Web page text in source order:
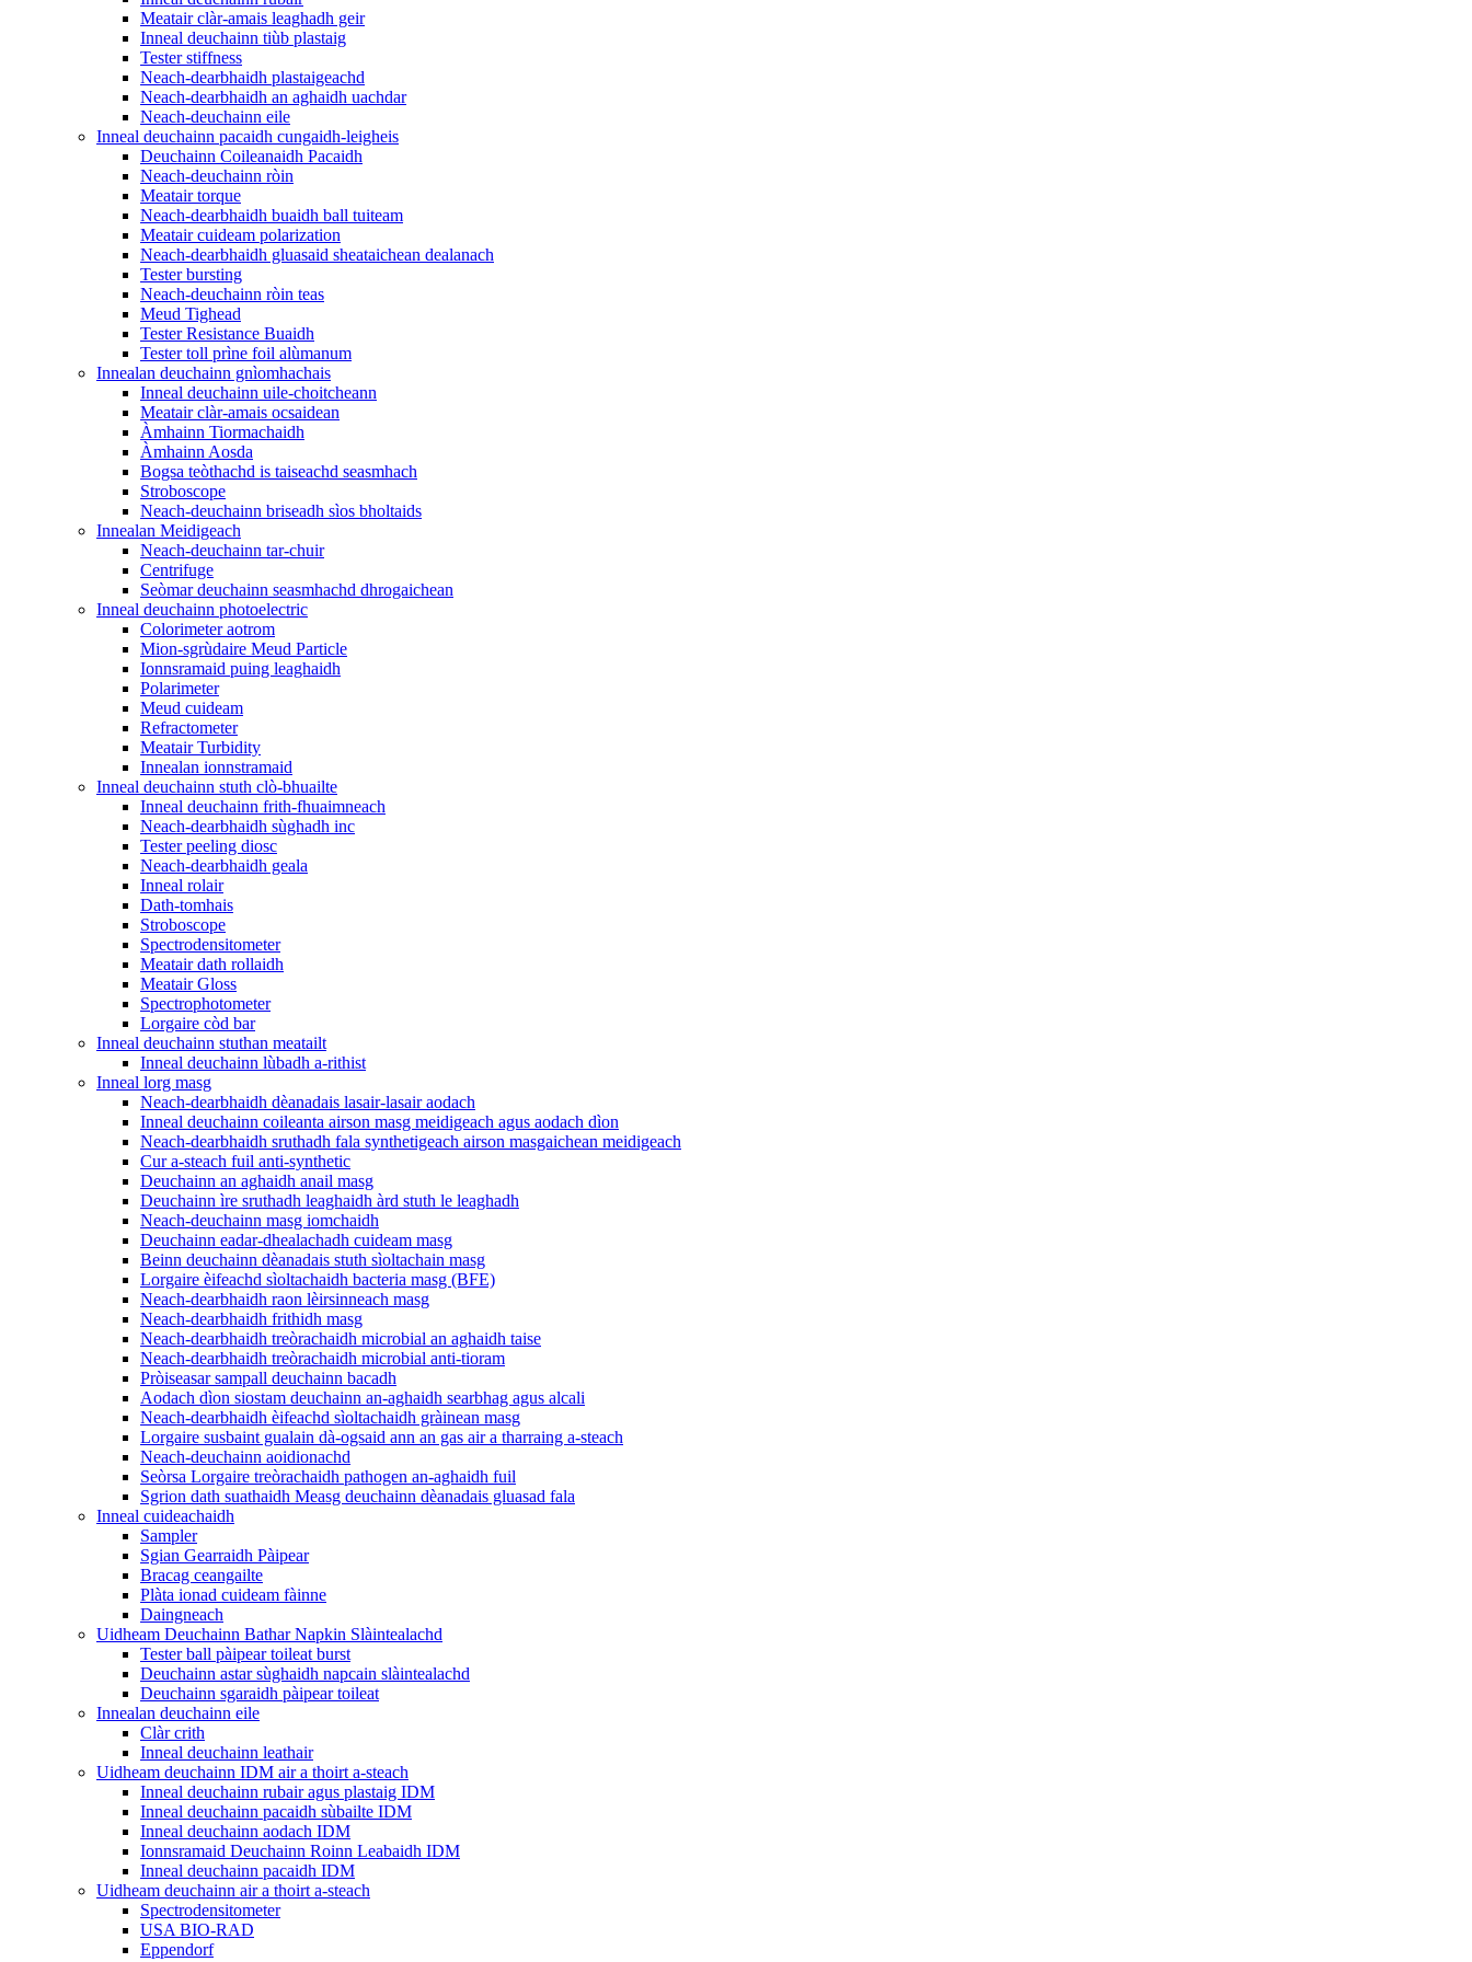
Meatair clàr-amais leaghadh geir
Inneal deuchainn tiùb plastaig
Tester stiffness
Neach-dearbhaidh plastaigeachd
Neach-dearbhaidh an aghaidh uachdar
Neach-deuchainn eile
Inneal deuchainn pacaidh cungaidh-leigheis
Deuchainn Coileanaidh Pacaidh
Neach-deuchainn ròin
Meatair torque
Neach-dearbhaidh buaidh ball tuiteam
Meatair cuideam polarization
Neach-dearbhaidh gluasaid sheataichean dealanach
Tester bursting
Neach-deuchainn ròin teas
Meud Tighead
Tester Resistance Buaidh
Tester toll prìne foil alùmanum
Innealan deuchainn gnìomhachais
Inneal deuchainn uile-choitcheann
Meatair clàr-amais ocsaidean
Àmhainn Tiormachaidh
Àmhainn Aosda
Bogsa teòthachd is taiseachd seasmhach
Stroboscope
Neach-deuchainn briseadh sìos bholtaids
Innealan Meidigeach
Neach-deuchainn tar-chuir
Centrifuge
Seòmar deuchainn seasmhachd dhrogaichean
Inneal deuchainn photoelectric
Colorimeter aotrom
Mion-sgrùdaire Meud Particle
Ionnsramaid puing leaghaidh
Polarimeter
Meud cuideam
Refractometer
Meatair Turbidity
Innealan ionnstramaid
Inneal deuchainn stuth clò-bhuailte
Inneal deuchainn frith-fhuaimneach
Neach-dearbhaidh sùghadh inc
Tester peeling diosc
Neach-dearbhaidh geala
Inneal rolair
Dath-tomhais
Stroboscope
Spectrodensitometer
Meatair dath rollaidh
Meatair Gloss
Spectrophotometer
Lorgaire còd bar
Inneal deuchainn stuthan meatailt
Inneal deuchainn lùbadh a-rithist
Inneal lorg masg
Neach-dearbhaidh dèanadais lasair-lasair aodach
Inneal deuchainn coileanta airson masg meidigeach agus aodach dìon
Neach-dearbhaidh sruthadh fala synthetigeach airson masgaichean meidigeach
Cur a-steach fuil anti-synthetic
Deuchainn an aghaidh anail masg
Deuchainn ìre sruthadh leaghaidh àrd stuth le leaghadh
Neach-deuchainn masg iomchaidh
Deuchainn eadar-dhealachadh cuideam masg
Beinn deuchainn dèanadais stuth sìoltachain masg
Lorgaire èifeachd sìoltachaidh bacteria masg (BFE)
Neach-dearbhaidh raon lèirsinneach masg
Neach-dearbhaidh frithidh masg
Neach-dearbhaidh treòrachaidh microbial an aghaidh taise
Neach-dearbhaidh treòrachaidh microbial anti-tioram
Pròiseasar sampall deuchainn bacadh
Aodach dìon siostam deuchainn an-aghaidh searbhag agus alcali
Neach-dearbhaidh èifeachd sìoltachaidh gràinean masg
Lorgaire susbaint gualain dà-ogsaid ann an gas air a tharraing a-steach
Neach-deuchainn aoidionachd
Seòrsa Lorgaire treòrachaidh pathogen an-aghaidh fuil
Sgrion dath suathaidh Measg deuchainn dèanadais gluasad fala
Inneal cuideachaidh
Sampler
Sgian Gearraidh Pàipear
Bracag ceangailte
Plàta ionad cuideam fàinne
Daingneach
Uidheam Deuchainn Bathar Napkin Slàintealachd
Tester ball pàipear toileat burst
Deuchainn astar sùghaidh napcain slàintealachd
Deuchainn sgaraidh pàipear toileat
Innealan deuchainn eile
Clàr crith
Inneal deuchainn leathair
Uidheam deuchainn IDM air a thoirt a-steach
Inneal deuchainn rubair agus plastaig IDM
Inneal deuchainn pacaidh sùbailte IDM
Inneal deuchainn aodach IDM
Ionnsramaid Deuchainn Roinn Leabaidh IDM
Inneal deuchainn pacaidh IDM
Uidheam deuchainn air a thoirt a-steach
Spectrodensitometer
USA BIO-RAD
Eppendorf